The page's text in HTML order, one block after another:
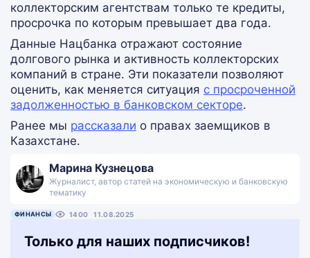
коллекторским агентствам только те кредиты,
просрочка по которым превышает два года.
Данные Нацбанка отражают состояние
долгового рынка и активность коллекторских
компаний в стране. Эти показатели позволяют
оценить, как меняется ситуация с просроченной
задолженностью в банковском секторе.
Ранее мы рассказали о правах заемщиков в
Казахстане.
Марина Кузнецова
Журналист, автор статей на экономическую и банковскую
тематику
ФИНАНСЫ 1400 11.08.2025
Только для наших подписчиков!